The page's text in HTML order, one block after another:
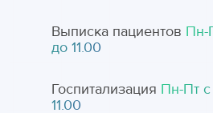
Выписка пациентов Пн-
до 11.00
Госпитализация Пн-Пт
11.00